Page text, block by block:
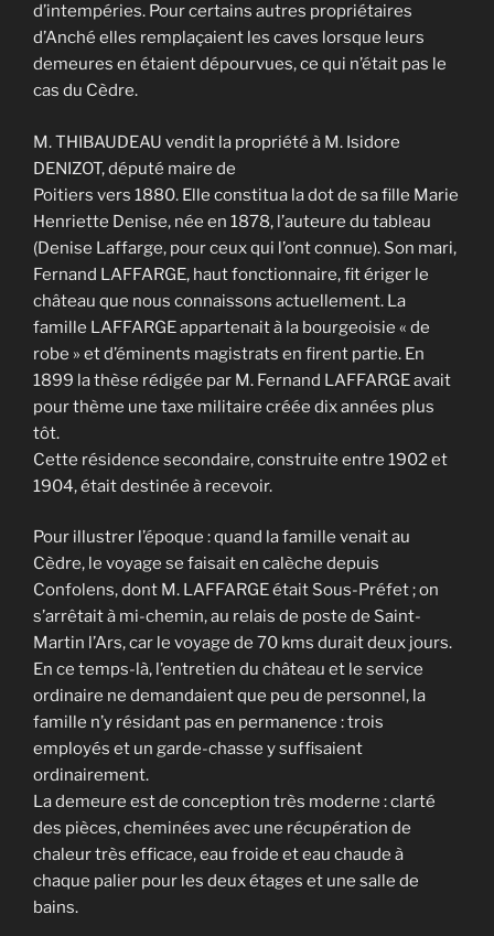
d’intempéries. Pour certains autres propriétaires
d’Anché elles remplaçaient les caves lorsque leurs
demeures en étaient dépourvues, ce qui n’était pas le
cas du Cèdre.
M. THIBAUDEAU vendit la propriété à M. Isidore
DENIZOT, député maire de
Poitiers vers 1880. Elle constitua la dot de sa fille Marie
Henriette Denise, née en 1878, l’auteure du tableau
(Denise Laffarge, pour ceux qui l’ont connue). Son mari,
Fernand LAFFARGE, haut fonctionnaire, fit ériger le
château que nous connaissons actuellement. La
famille LAFFARGE appartenait à la bourgeoisie « de
robe » et d’éminents magistrats en firent partie. En
1899 la thèse rédigée par M. Fernand LAFFARGE avait
pour thème une taxe militaire créée dix années plus
tôt.
Cette résidence secondaire, construite entre 1902 et
1904, était destinée à recevoir.
Pour illustrer l’époque : quand la famille venait au
Cèdre, le voyage se faisait en calèche depuis
Confolens, dont M. LAFFARGE était Sous-Préfet ; on
s’arrêtait à mi-chemin, au relais de poste de Saint-
Martin l’Ars, car le voyage de 70 kms durait deux jours.
En ce temps-là, l’entretien du château et le service
ordinaire ne demandaient que peu de personnel, la
famille n’y résidant pas en permanence : trois
employés et un garde-chasse y suffisaient
ordinairement.
La demeure est de conception très moderne : clarté
des pièces, cheminées avec une récupération de
chaleur très efficace, eau froide et eau chaude à
chaque palier pour les deux étages et une salle de
bains.